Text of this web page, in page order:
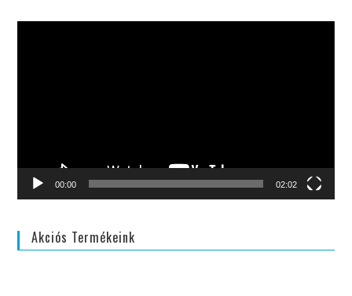
00:00 02:02
Akciós Termékeink